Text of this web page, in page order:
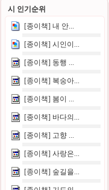
시 인기순위
[종이책] 내 안...
[종이책] 시인이...
[종이책] 동행 ...
[종이책] 복숭아...
[종이책] 봄이 ...
[종이책] 바다의...
[종이책] 고향 ...
[종이책] 사랑은...
[종이책] 숲길을...